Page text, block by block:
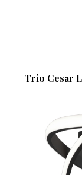
Trio Cesar